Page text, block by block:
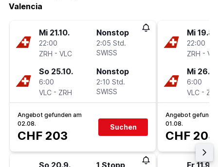
Valencia
Mi 21.10.
22:00
ZRH - VLC
Nonstop
2:05 Std.
SWISS
So 25.10.
6:00
VLC - ZRH
Nonstop
2:10 Std.
SWISS
Angebot gefunden am
02.08.
CHF 203
Suchen
So 20.9. 1 Stopp
Mi 19.8.
22:00
ZRH -
Mi 26.8.
6:00
VLC -
Angebot
01.08.
CHF 204
Fr 11.9.